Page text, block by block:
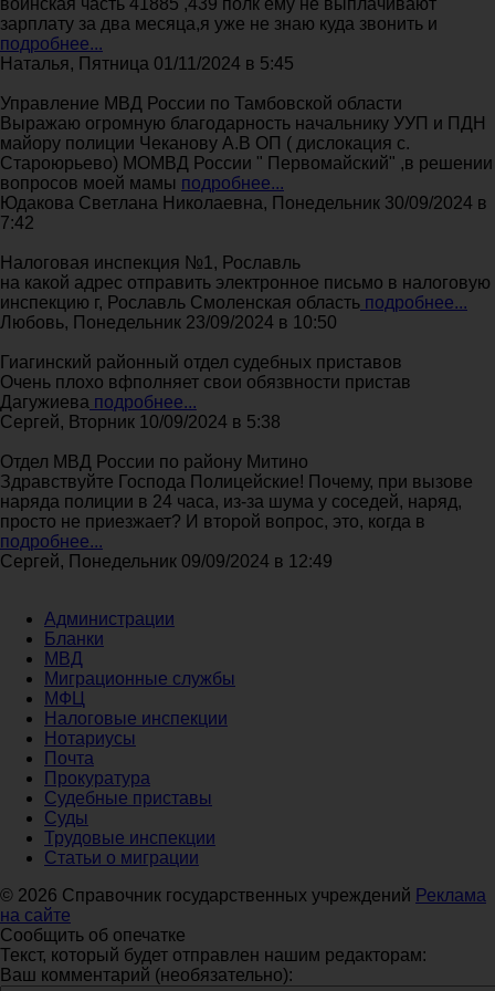
зарплату за два месяца,я уже не знаю куда звонить и
подробнее...
Наталья, Пятница 01/11/2024 в 5:45
Управление МВД России по Тамбовской области
Выражаю огромную благодарность начальнику УУП и ПДН
майору полиции Чеканову А.В ОП ( дислокация с.
Староюрьево) МОМВД России " Первомайский" ,в решении
вопросов моей мамы подробнее...
Юдакова Светлана Николаевна, Понедельник 30/09/2024 в
7:42
Налоговая инспекция №1, Рославль
на какой адрес отправить электронное письмо в налоговую
инспекцию г, Рославль Смоленская область подробнее...
Любовь, Понедельник 23/09/2024 в 10:50
Гиагинский районный отдел судебных приставов
Очень плохо вфполняет свои обязвности пристав
Дагужиева подробнее...
Сергей, Вторник 10/09/2024 в 5:38
Отдел МВД России по району Митино
Здравствуйте Господа Полицейские! Почему, при вызове
наряда полиции в 24 часа, из-за шума у соседей, наряд,
просто не приезжает? И второй вопрос, это, когда в
подробнее...
Сергей, Понедельник 09/09/2024 в 12:49
Администрации
Бланки
МВД
Миграционные службы
МФЦ
Налоговые инспекции
Нотариусы
Почта
Прокуратура
Судебные приставы
Суды
Трудовые инспекции
Статьи о миграции
© 2026 Справочник государственных учреждений Реклама
на сайте
Сообщить об опечатке
Текст, который будет отправлен нашим редакторам:
Ваш комментарий (необязательно):